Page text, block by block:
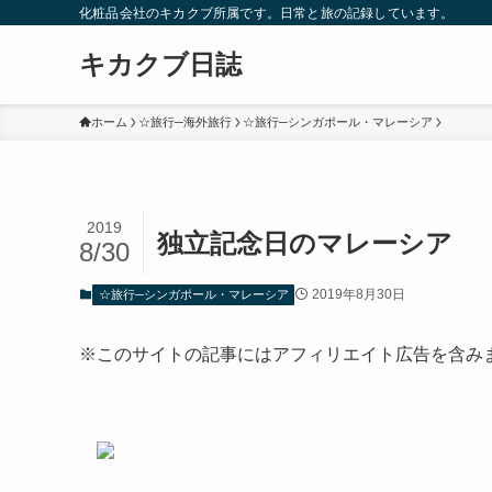
化粧品会社のキカクブ所属です。日常と旅の記録しています。
キカクブ日誌
ホーム ☆旅行─海外旅行 ☆旅行─シンガポール・マレーシア
独立記念日のマレーシア
2019
8/30
☆旅行─シンガポール・マレーシア 2019年8月30日
※このサイトの記事にはアフィリエイト広告を含み